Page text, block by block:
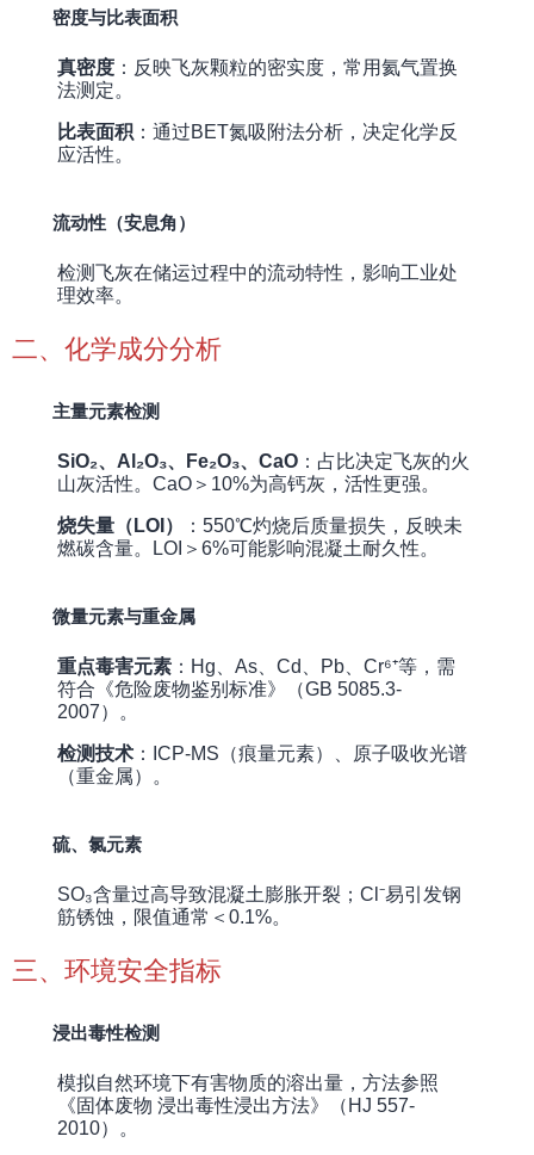
密度与比表面积
真密度 ：反映飞灰颗粒的密实度，常用氦气置换
法测定。
比表面积 ：通过BET氮吸附法分析，决定化学反
应活性。
流动性（安息角）
检测飞灰在储运过程中的流动特性，影响工业处
理效率。
二、化学成分分析
主量元素检测
SiO₂、Al₂O₃、Fe₂O₃、CaO ：占比决定飞灰的火
山灰活性。CaO＞10%为高钙灰，活性更强。
烧失量（LOI）
：550℃灼烧后质量损失，反映未
燃碳含量。LOI＞6%可能影响混凝土耐久性。
微量元素与重金属
重点毒害元素 ：Hg、As、Cd、Pb、Cr⁶⁺等，需
符合《危险废物鉴别标准》（GB 5085.3-
2007）。
检测技术 ：ICP-MS（痕量元素）、原子吸收光谱
（重金属）。
硫、氯元素
SO₃含量过高导致混凝土膨胀开裂；Cl⁻易引发钢
筋锈蚀，限值通常＜0.1%。
三、环境安全指标
浸出毒性检测
模拟自然环境下有害物质的溶出量，方法参照
《固体废物 浸出毒性浸出方法》（HJ 557-
2010）。